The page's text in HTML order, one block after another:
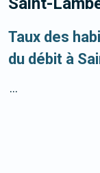
Taux des
du débit à
...